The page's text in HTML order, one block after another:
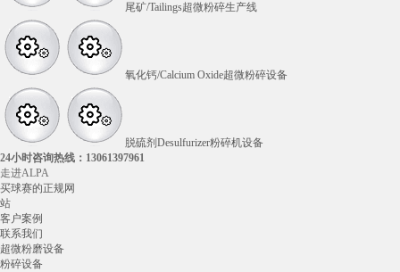
尾矿/Tailings超微粉碎生产线
氧化钙/Calcium Oxide超微粉碎设备
脱硫剂Desulfurizer粉碎机设备
24小时咨询热线： 13061397961
走进ALPA
买球赛的正规网
站
客户案例
联系我们
超微粉磨设备
粉碎设备